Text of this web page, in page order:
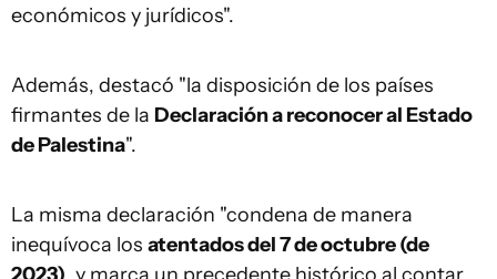
económicos y jurídicos".
Además, destacó "la disposición de los países
firmantes de la Declaración a reconocer al Estado
de Palestina".
La misma declaración "condena de manera
inequívoca los atentados del 7 de octubre (de